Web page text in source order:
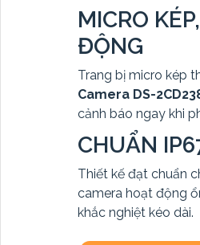
MICRO
ĐỘNG
Trang bị micro kép
Camera DS-
cảnh báo ngay khi
CHUẨN
Thiết kế đạt chuẩn
camera hoạt động
khắc nghiệt kéo dài.